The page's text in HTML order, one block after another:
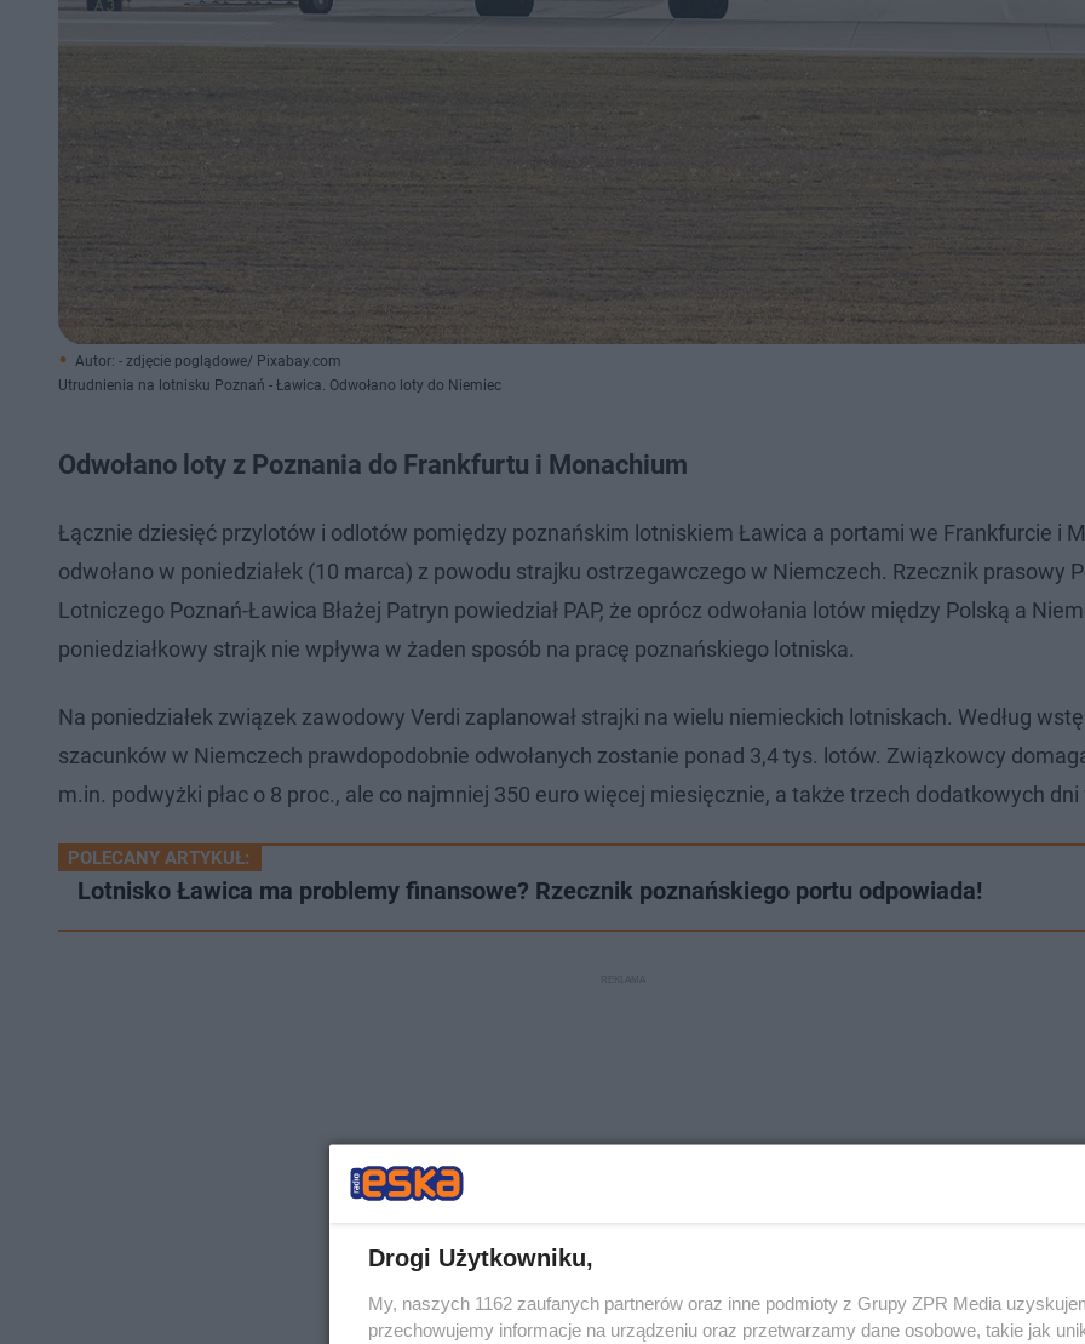
Autor: - zdjęcie poglądowe/ Pixabay.com
Utrudnienia na lotnisku Poznań - Ławica. Odwołano loty do Niemiec
Odwołano loty z Poznania do Frankfurtu i Monachium
Łącznie dziesięć przylotów i odlotów pomiędzy poznańskim lotniskiem Ławica a portami we Frankfurcie i
odwołano w poniedziałek (10 marca) z powodu strajku ostrzegawczego w Niemczech. Rzecznik prasowy
Lotniczego Poznań-Ławica Błażej Patryn powiedział PAP, że oprócz odwołania lotów między Polską a
poniedziałkowy strajk nie wpływa w żaden sposób na pracę poznańskiego lotniska.
Na poniedziałek związek zawodowy Verdi zaplanował strajki na wielu niemieckich lotniskach. Według
szacunków w Niemczech prawdopodobnie odwołanych zostanie ponad 3,4 tys. lotów. Związkowcy
m.in. podwyżki płac o 8 proc., ale co najmniej 350 euro więcej miesięcznie, a także trzech dodatkowych
POLECANY ARTYKUŁ:
Lotnisko Ławica ma problemy finansowe? Rzecznik poznańskiego portu odpowiada!
Drogi Użytkowniku,
My, naszych 1162 zaufanych partnerów oraz inne podmioty z Grupy ZPR Media
przechowujemy informacje na urządzeniu oraz przetwarzamy dane osobowe, takie jak